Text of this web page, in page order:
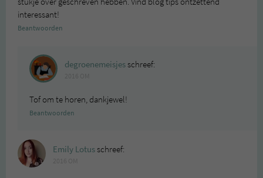
interessant!
Beantwoorden
degroenemeisjesschreef:
Tof om te horen, dankjewel!
Beantwoorden
Emily Lotusschreef: